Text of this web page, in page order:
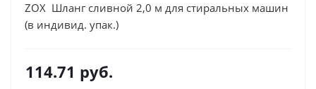
ZOX Шланг сливной 2,0 м для стиральных машин
(в индивид. упак.)
114.71 руб.